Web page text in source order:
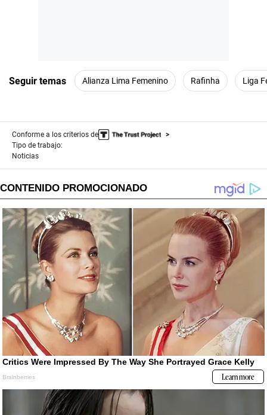
Seguir temas Alianza Lima Femenino Rafinha Liga
Conforme a los criterios de
Tipo de trabajo:
Noticias